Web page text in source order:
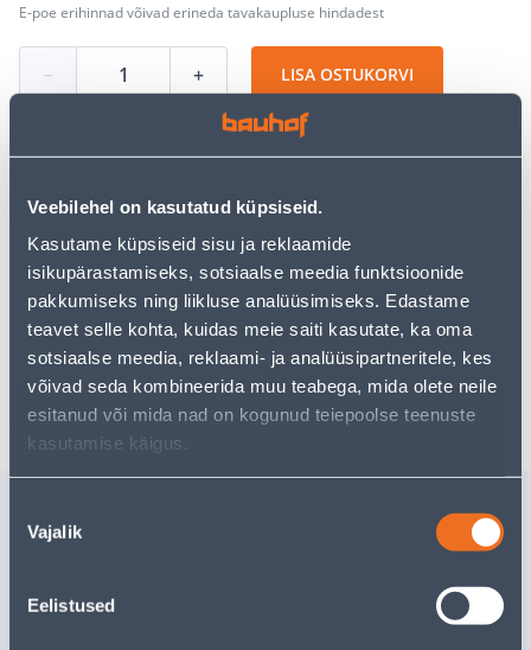
Veebilehel on kasutatud küpsiseid.
Kasutame küpsiseid sisu ja reklaamide
isikupärastamiseks, sotsiaalse meedia funktsioonide
pakkumiseks ning liikluse analüüsimiseks. Edastame
teavet selle kohta, kuidas meie saiti kasutate, ka oma
sotsiaalse meedia, reklaami- ja analüüsipartneritele, kes
võivad seda kombineerida muu teabega, mida olete neile
esitanud või mida nad on kogunud teiepoolse teenuste
kasutamise käigus.
valik
Vajalik
Eelistused
E-poe erihinnad võivad erineda tavakaupluse hindadest
− + LISA OSTUKORVI
Vaata saadavust
Eeldatav kojuvedu 3,69 € al. 2-5 tööpäeva
Tarne pakiautomaati al. 2,29 € al. 2-5 tööpäeva
Poest kätte, alates 07.08.2026
HAAGID
2.12 €